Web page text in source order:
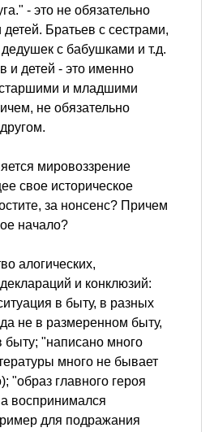
- это не обязательно
детей. Братьев с сестрами,
с бабушками и т.д.
и детей - это именно
и младшими
не обязательно
мировоззрение
свое историческое
за нонсенс? Причем
начало?
алогических,
и конклюзий:
в быту, в разных
не в размеренном быту,
быту; "написано много
много не бывает
"образ главного героя
воспринимался
для подражания